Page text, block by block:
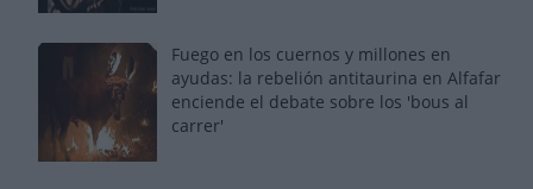
Fuego en los cuernos y millones en
ayudas: la rebelión antitaurina en Alfafar
enciende el debate sobre los 'bous al
carrer'